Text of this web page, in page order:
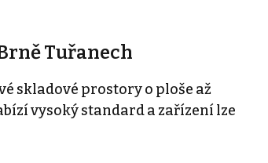
Tuřanech
skladové prostory o ploše až
vysoký standard a zařízení lze